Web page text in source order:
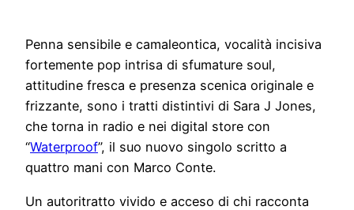
Penna sensibile e camaleontica, vocalità incisiva
fortemente pop intrisa di sfumature soul,
attitudine fresca e presenza scenica originale e
frizzante, sono i tratti distintivi di Sara J Jones,
che torna in radio e nei digital store con
“Waterproof”, il suo nuovo singolo scritto a
quattro mani con Marco Conte.
Un autoritratto vivido e acceso di chi racconta